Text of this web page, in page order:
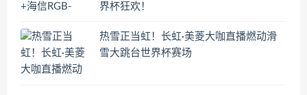
界杯狂欢！
热雪正当虹！长虹·美菱大咖直播燃动滑
雪大跳台世界杯赛场